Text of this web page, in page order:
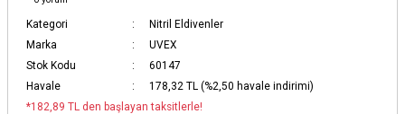
Kategori
Nitril Eldivenler
Marka
UVEX
Stok Kodu
60147
Havale
178,32 TL (%2,50 havale indirimi)
*182,89 TL den başlayan taksitlerle!